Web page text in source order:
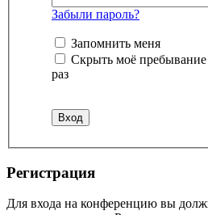
Забыли пароль?
Запомнить меня
Скрыть моё
раз
Регистрация
Для входа на конференцию вы